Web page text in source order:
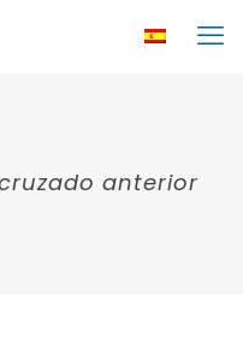
anterior